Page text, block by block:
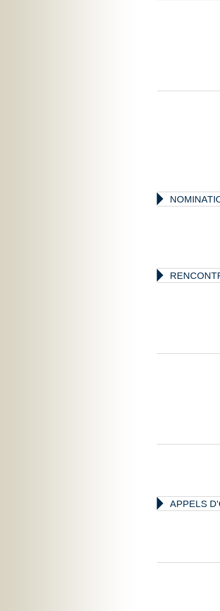


 APPELS